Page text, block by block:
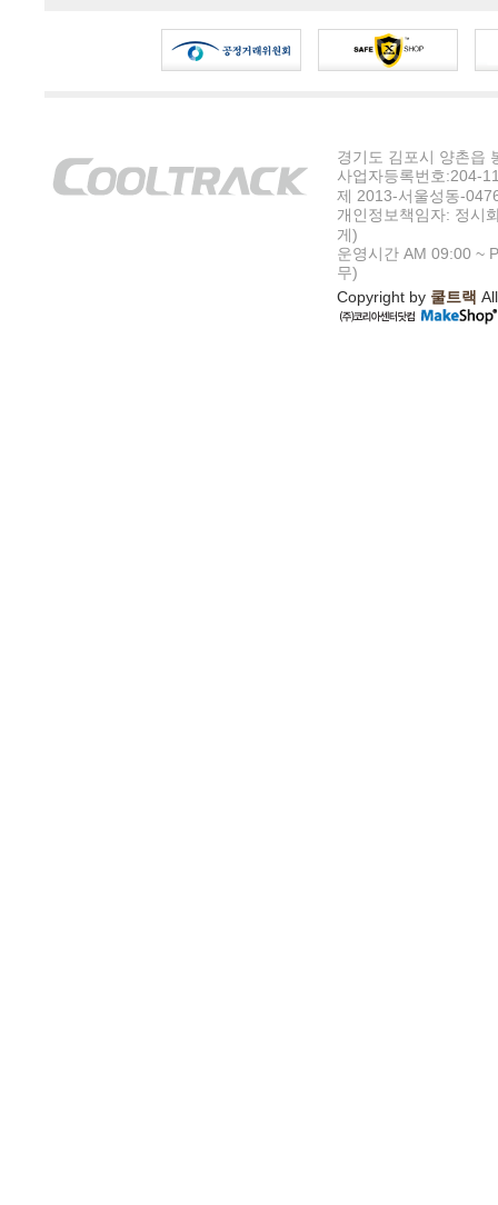
경기도 김포시 양촌읍
사업자등록번호:204-
제 2013-서울성동-
개인정보책임자: 정시
게)
운영시간 AM 09:00 ~
무)
Copyright by 쿨트랙